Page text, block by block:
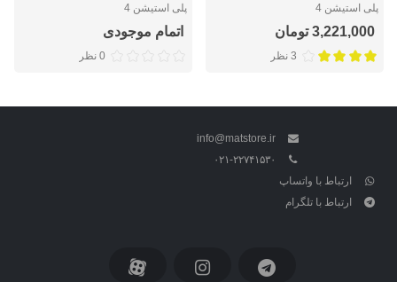
پلی استیشن 4
3,221,000 تومان
3 نظر
پلی استیشن 4
اتمام موجودی
0 نظر
info@matstore.ir
۰۲۱-۲۲۷۴۱۵۳۰
ارتباط با واتساپ
ارتباط با تلگرام